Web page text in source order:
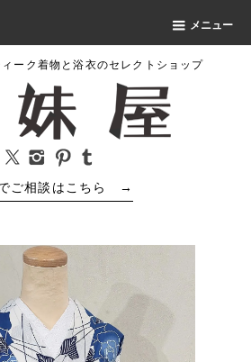
メニュー
ーク着物と浴衣のセレクトショップ
ご相談はこちら →